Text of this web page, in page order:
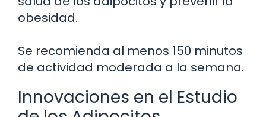
obesidad.
Se recomienda al menos 150 minutos
de actividad moderada a la semana.
Innovaciones en el Estudio